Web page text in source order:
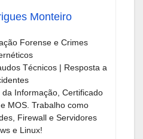
Monteiro
Forense e Crimes
Técnicos | Resposta a
Informação, Certificado
MOS. Trabalho como
Firewall e Servidores
e Linux!